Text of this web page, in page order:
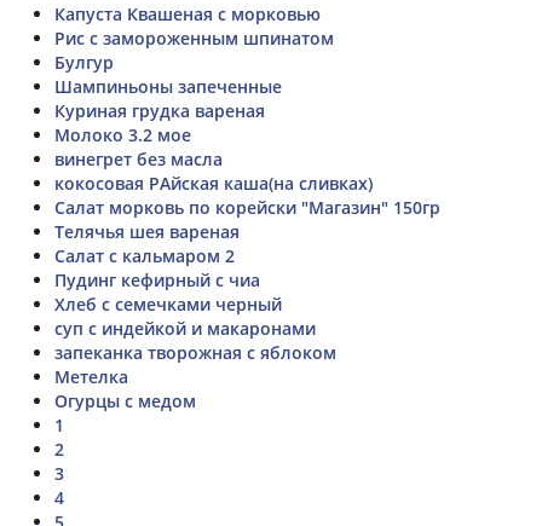
Капуста Квашеная с морковью
Рис с замороженным шпинатом
Булгур
Шампиньоны запеченные
Куриная грудка вареная
Молоко 3.2 мое
винегрет без масла
кокосовая РАйская каша(на сливках)
Салат морковь по корейски "Магазин" 150гр
Телячья шея вареная
Салат с кальмаром 2
Пудинг кефирный с чиа
Хлеб с семечками черный
суп с индейкой и макаронами
запеканка творожная с яблоком
Метелка
Огурцы с медом
1
2
3
4